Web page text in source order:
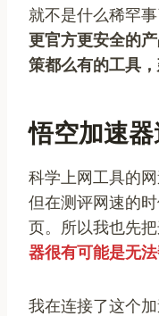
就不是什么稀罕事
更官方更安全的
策都么有的工具，
悟空加速
科学上网工具的
但在测评网速的
页。所以我也先
器很有可能是无
我在连接了这个